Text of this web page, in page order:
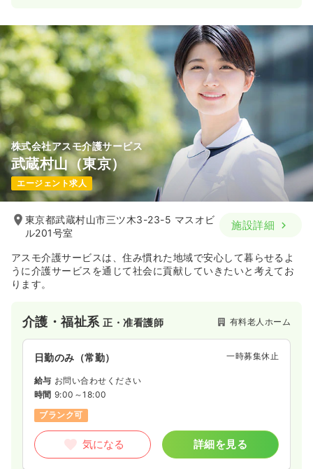
株式会社アスモ介護サービス
武蔵村山（東京）
エージェント求人
東京都武蔵村山市三ツ木3-23-5 マスオビ
ル201号室
施設詳細
アスモ介護サービスは、住み慣れた地域で安心して暮らせるよ
うに介護サービスを通じて社会に貢献していきたいと考えてお
ります。
介護・福祉系正・准看護師 有料老人ホーム
日勤のみ（常勤） 一時募集休止
給与 お問い合わせください
時間 9:00～18:00
ブランク可
気になる 詳細を見る